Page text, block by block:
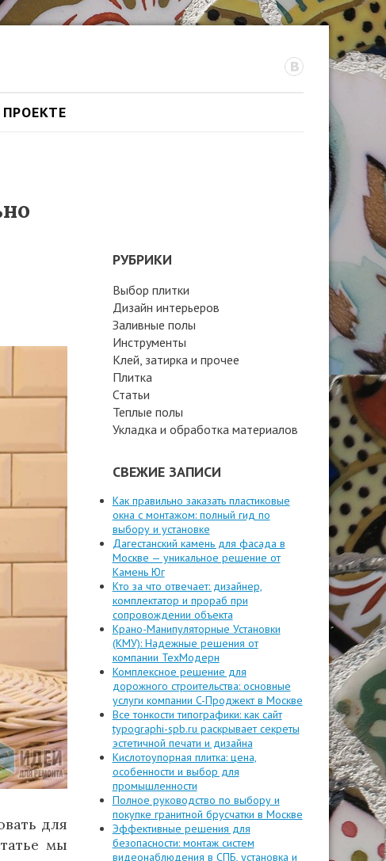
для
мы
РУБРИКИ
Выбор плитки
Дизайн интерьеров
Заливные полы
Инструменты
Клей, затирка и прочее
Плитка
Статьи
Теплые полы
Укладка и обработка материалов
СВЕЖИЕ ЗАПИСИ
Как правильно заказать пластиковые
окна с монтажом: полный гид по
выбору и установке
Дагестанский камень для фасада в
Москве — уникальное решение от
Камень Юг
Кто за что отвечает: дизайнер,
комплектатор и прораб при
сопровождении объекта
Крано-Манипуляторные Установки
(КМУ): Надежные решения от
компании ТехМодерн
Комплексное решение для
дорожного строительства: основные
услуги компании C-Проджект в Москве
Все тонкости типографики: как сайт
typographi-spb.ru раскрывает секреты
эстетичной печати и дизайна
Кислотоупорная плитка: цена,
особенности и выбор для
промышленности
Полное руководство по выбору и
покупке гранитной брусчатки в Москве
Эффективные решения для
безопасности: монтаж систем
видеонаблюдения в СПБ, установка и